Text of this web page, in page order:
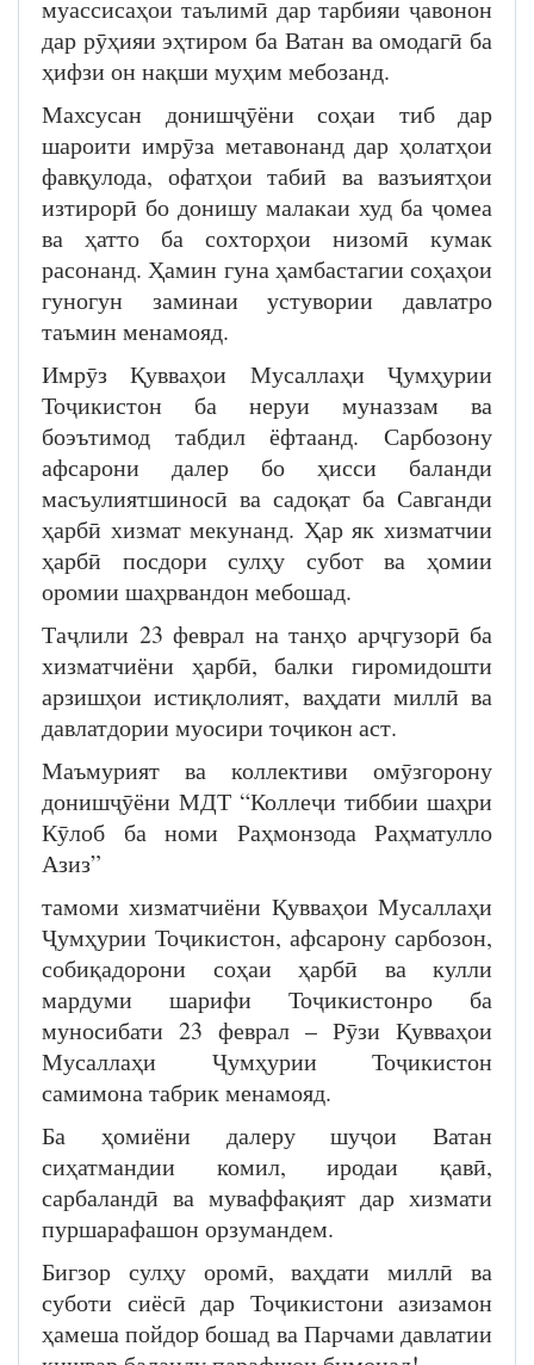
муассисаҳои таълимӣ дар тарбияи ҷавонон
дар рӯҳияи эҳтиром ба Ватан ва омодагӣ ба
ҳифзи он нақши муҳим мебозанд.
Махсусан донишҷӯёни соҳаи тиб дар
шароити имрӯза метавонанд дар ҳолатҳои
фавқулода, офатҳои табиӣ ва вазъиятҳои
изтирорӣ бо донишу малакаи худ ба ҷомеа
ва ҳатто ба сохторҳои низомӣ кумак
расонанд. Ҳамин гуна ҳамбастагии соҳаҳои
гуногун заминаи устувории давлатро
таъмин менамояд.
Имрӯз Қувваҳои Мусаллаҳи Ҷумҳурии
Тоҷикистон ба неруи муназзам ва
боэътимод табдил ёфтаанд. Сарбозону
афсарони далер бо ҳисси баланди
масъулиятшиносӣ ва садоқат ба Савганди
ҳарбӣ хизмат мекунанд. Ҳар як хизматчии
ҳарбӣ посдори сулҳу субот ва ҳомии
оромии шаҳрвандон мебошад.
Таҷлили 23 феврал на танҳо арҷгузорӣ ба
хизматчиёни ҳарбӣ, балки гиромидошти
арзишҳои истиқлолият, ваҳдати миллӣ ва
давлатдории муосири тоҷикон аст.
Маъмурият ва коллективи омӯзгорону
донишҷӯёни МДТ “Коллеҷи тиббии шаҳри
Кӯлоб ба номи Раҳмонзода Раҳматулло
Азиз”
тамоми хизматчиёни Қувваҳои Мусаллаҳи
Ҷумҳурии Тоҷикистон, афсарону сарбозон,
собиқадорони соҳаи ҳарбӣ ва кулли
мардуми шарифи Тоҷикистонро ба
муносибати 23 феврал – Рӯзи Қувваҳои
Мусаллаҳи Ҷумҳурии Тоҷикистон
самимона табрик менамояд.
Ба ҳомиёни далеру шуҷои Ватан
сиҳатмандии комил, иродаи қавӣ,
сарбаландӣ ва муваффақият дар хизмати
пуршарафашон орзумандем.
Бигзор сулҳу оромӣ, ваҳдати миллӣ ва
суботи сиёсӣ дар Тоҷикистони азизамон
ҳамеша пойдор бошад ва Парчами давлатии